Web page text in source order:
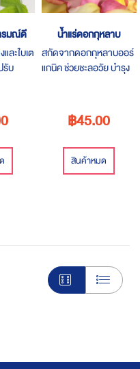
รมณ์ดี
ละใบเต
รับ
น้ำแร่ดอกกุหลาบ
สกัดจากดอกกุหลาบออร์
แกนิค ช่วยชะลอวัย บำรุง
฿45.00
สินค้าหมด